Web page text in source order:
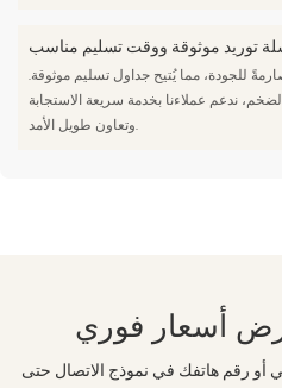
توريد موثوقة ووقت تسليم مناسب
للجودة، مما يُتيح جداول تسليم موثوقة.
ندعم عملاءنا بخدمة سريعة الاستجابة
وتعاون طويل الأمد.
أسعار فوري
أو رقم هاتفك في نموذج الاتصال حتى